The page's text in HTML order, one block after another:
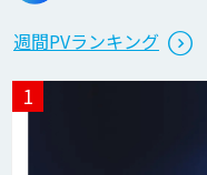
週間PVランキング